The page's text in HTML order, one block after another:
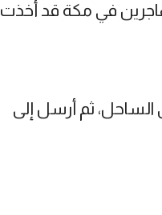
في مكة قد أُخذت
الساحل، ثم أرسل إلى